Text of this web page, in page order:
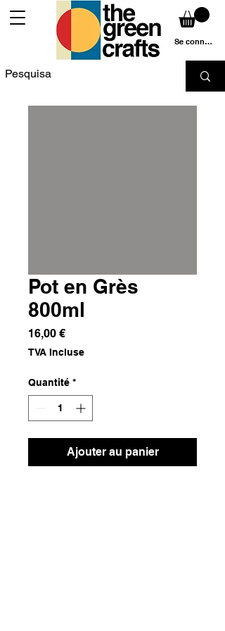
Se connecter
Pot en Grès
800ml
16,00 €Prix
TVA Incluse
Quantité *
Ajouter au panier